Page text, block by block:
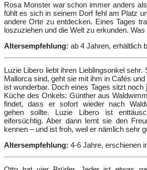
Rosa Monster war schon immer anders
fühlt es sich in seinem Dorf fehl am Platz
andere Orte zu entdecken. Eines Tages
loszuziehen und die Welt zu erkunden. Was
Altersempfehlung: ab 4 Jahren, erhältlich
Luzie Libero liebt ihren Lieblingsonkel sehr.
Mallorca sind, geht sie mit ihm in Cafés
ist wunderbar. Doch eines Tages sitzt noch
Küche des Onkels: Günther aus
findet, dass er sofort wieder nach
gehen sollte. Luzie Libero ist
eifersüchtig. Aber dann lernt sie den
kennen – und ist froh, weil er nämlich sehr
Altersempfehlung: 4-6 Jahre, erschienen